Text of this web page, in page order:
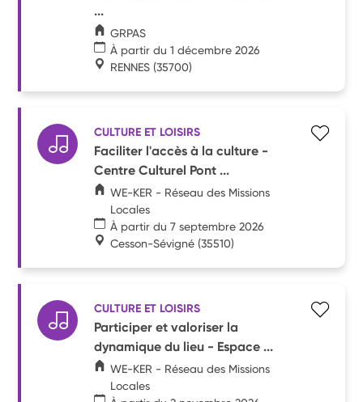
...
GRPAS
À partir du 1 décembre 2026
RENNES (35700)
CULTURE ET LOISIRS
Faciliter l'accès à la culture -
Centre Culturel Pont ...
WE-KER - Réseau des Missions
Locales
À partir du 7 septembre 2026
Cesson-Sévigné (35510)
CULTURE ET LOISIRS
Participer et valoriser la
dynamique du lieu - Espace ...
WE-KER - Réseau des Missions
Locales